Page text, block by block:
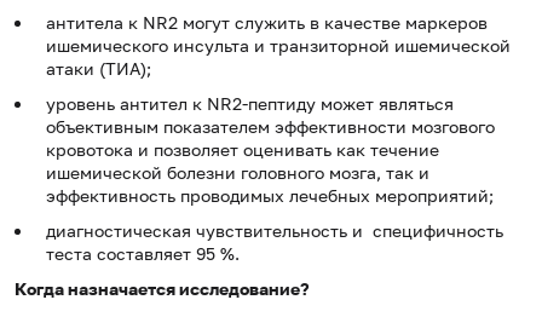
антитела к NR2 могут служить в качестве маркеров
ишемического инсульта и транзиторной ишемической
атаки (ТИА);
уровень антител к NR2-пептиду может являться
объективным показателем эффективности мозгового
кровотока и позволяет оценивать как течение
ишемической болезни головного мозга, так и
эффективность проводимых лечебных мероприятий;
диагностическая чувствительность и специфичность
теста составляет 95 %.
Когда назначается исследование?